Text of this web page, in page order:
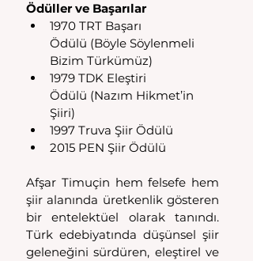
Ödüller ve Başarılar
1970 TRT Başarı
Ödülü (Böyle Söylenmeli
Bizim Türkümüz)
1979 TDK Eleştiri
Ödülü (Nazım Hikmet’in
Şiiri)
1997 Truva Şiir Ödülü
2015 PEN Şiir Ödülü
Afşar Timuçin hem felsefe hem
şiir alanında üretkenlik gösteren
bir entelektüel olarak tanındı.
Türk edebiyatında düşünsel şiir
geleneğini sürdüren, eleştirel ve